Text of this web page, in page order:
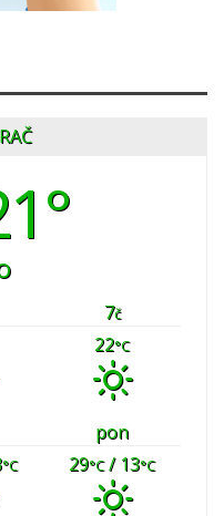
7č
22°C
pon
°C 29°C/ 13°C